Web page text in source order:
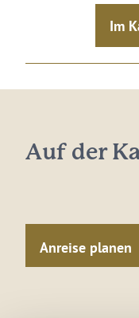
Im
Auf der
Anreise planen